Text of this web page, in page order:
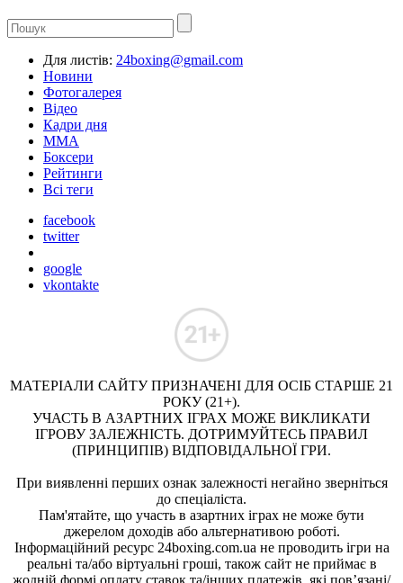
Для листів: 24boxing@gmail.com
Новини
Фотогалерея
Відео
Кадри дня
ММА
Боксери
Рейтинги
Всі теги
facebook
twitter
google
vkontakte
МАТЕРІАЛИ САЙТУ ПРИЗНАЧЕНІ ДЛЯ ОСІБ СТАРШЕ 21
РОКУ (21+).
УЧАСТЬ В АЗАРТНИХ ІГРАХ МОЖЕ ВИКЛИКАТИ
ІГРОВУ ЗАЛЕЖНІСТЬ. ДОТРИМУЙТЕСЬ ПРАВИЛ
(ПРИНЦИПІВ) ВІДПОВІДАЛЬНОЇ ГРИ.
При виявленні перших ознак залежності негайно зверніться
до спеціаліста.
Пам'ятайте, що участь в азартних іграх не може бути
джерелом доходів або альтернативою роботі.
Інформаційний ресурс 24boxing.com.ua не проводить ігри на
реальні та/або віртуальні гроші, також сайт не приймає в
жодній формі оплату ставок та/інших платежів, які пов’язані/